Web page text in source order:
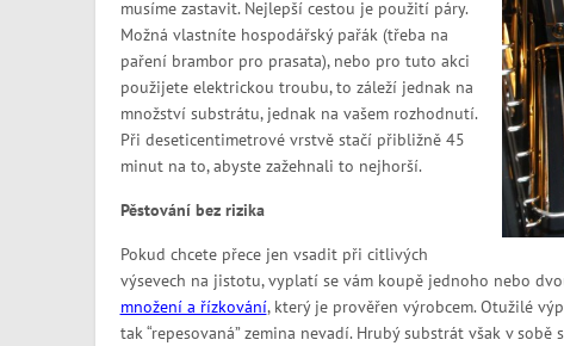
musíme zastavit. Nejlepší cestou je použití páry.
Možná vlastníte hospodářský pařák (třeba na
paření brambor pro prasata), nebo pro tuto akci
použijete elektrickou troubu, to záleží jednak na
množství substrátu, jednak na vašem rozhodnutí.
Při deseticentimetrové vrstvě stačí přibližně 45
minut na to, abyste zažehnali to nejhorší.
Pěstování bez rizika
Pokud chcete přece jen vsadit při citlivých
výsevech na jistotu, vyplatí se vám koupě jednoho nebo
množení a řízkování, který je prověřen výrobcem. Otužilé
tak “repesovaná” zemina nevadí. Hrubý substrát však v